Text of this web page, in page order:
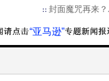
封面魔咒再来
“亚马逊”